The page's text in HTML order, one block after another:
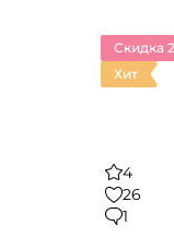
Скидка
Хит
4
26
1